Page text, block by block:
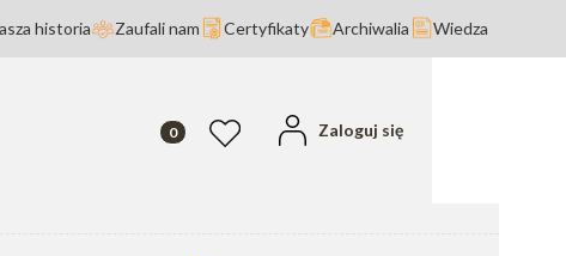
historia Zaufali nam Certyfikaty Archiwalia Wiedza
Produkty w koszyku: 0. Zobacz szczegóły
Ulubione
Zaloguj się